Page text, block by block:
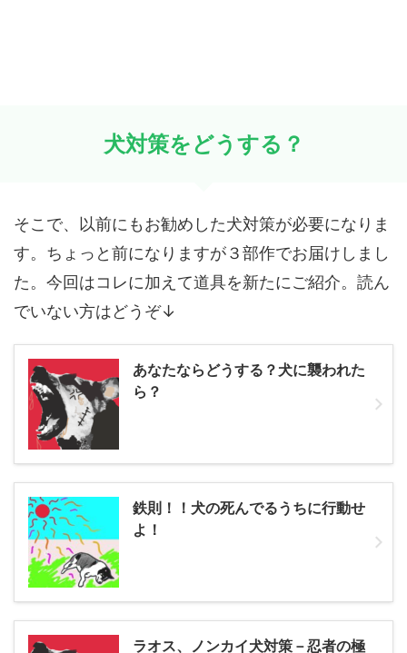
犬対策をどうする？
そこで、以前にもお勧めした犬対策が必要になりま
す。ちょっと前になりますが３部作でお届けしまし
た。今回はコレに加えて道具を新たにご紹介。読ん
でいない方はどうぞ↓
あなたならどうする？犬に襲われた
ら？
鉄則！！犬の死んでるうちに行動せ
よ！
ラオス、ノンカイ犬対策－忍者の極